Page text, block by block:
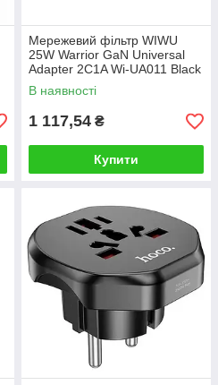
Мережевий фільтр WIWU
25W Warrior GaN Universal
Adapter 2C1A Wi-UA011 Black
В наявності
1 117,54 ₴
Купити